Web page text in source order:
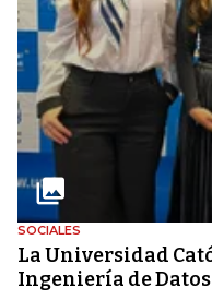
SOCIALES
La Universidad
Ingeniería de